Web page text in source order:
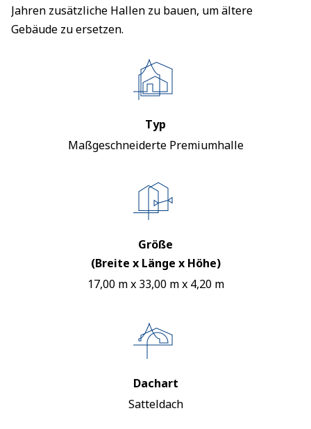
Jahren zusätzliche Hallen zu bauen, um ältere
Gebäude zu ersetzen.
Typ
Maßgeschneiderte Premiumhalle
Größe
(Breite x Länge x Höhe)
17,00 m x 33,00 m x 4,20 m
Dachart
Satteldach